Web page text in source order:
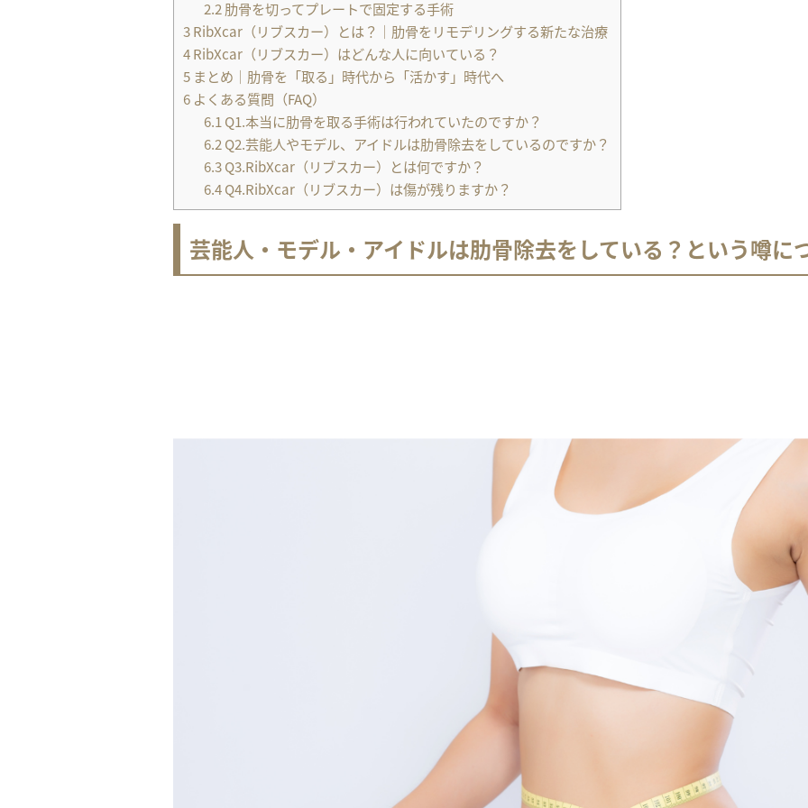
2.2 肋骨を切ってプレートで固定する手術
3RibXcar（リブスカー）とは？｜肋骨をリモデリングする新たな治療
4RibXcar（リブスカー）はどんな人に向いている？
5 まとめ｜肋骨を「取る」時代から「活かす」時代へ
6 よくある質問（FAQ）
6.1 Q1.本当に肋骨を取る手術は行われていたのですか？
6.2 Q2.芸能人やモデル、アイドルは肋骨除去をしているのですか？
6.3Q3.RibXcar（リブスカー）とは何ですか？
6.4Q4.RibXcar（リブスカー）は傷が残りますか？
芸能人・モデル・アイドルは肋骨除去をしている？という噂に